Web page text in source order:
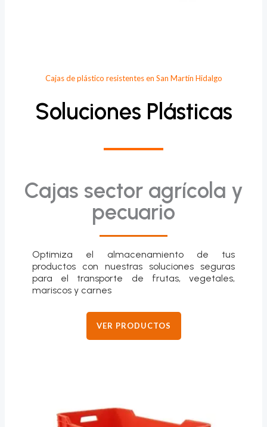
Cajas de plástico resistentes en San Martín Hidalgo
Soluciones Plásticas
Cajas sector agrícola y
pecuario
Optimiza el almacenamiento de tus
productos con nuestras soluciones seguras
para el transporte de frutas, vegetales,
mariscos y carnes
VER PRODUCTOS